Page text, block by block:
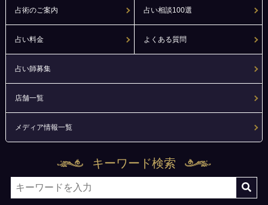
占術のご案内 占い相談100選
占い料金 よくある質問
占い師募集
店舗一覧
メディア情報一覧
キーワード検索